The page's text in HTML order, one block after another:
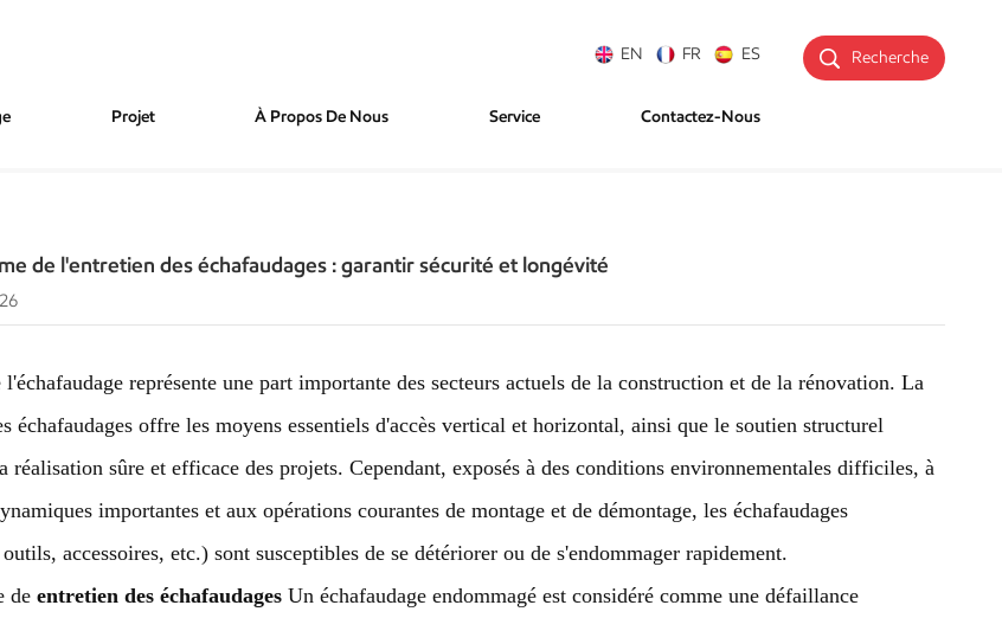
Recherche
EN FR ES
Projet À Propos De Nous Service Contactez-Nous
de l'entretien des échafaudages : garantir sécurité et longévité
représente une part importante des secteurs actuels de la construction et de la rénovation. La
échafaudages offre les moyens essentiels d'accès vertical et horizontal, ainsi que le soutien structurel
réalisation sûre et efficace des projets. Cependant, exposés à des conditions environnementales difficiles, à
importantes et aux opérations courantes de montage et de démontage, les échafaudages
accessoires, etc.) sont susceptibles de se détériorer ou de s'endommager rapidement.
de entretien des échafaudages Un échafaudage endommagé est considéré comme une défaillance